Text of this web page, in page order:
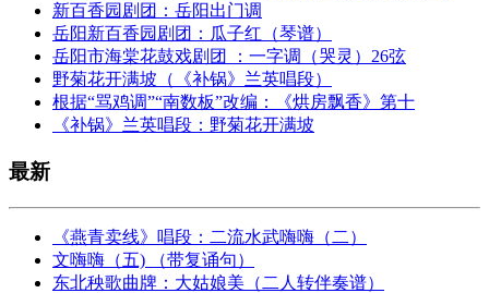
新百香园剧团：岳阳出门调
岳阳新百香园剧团：瓜子红（琴谱）
岳阳市海棠花鼓戏剧团 ：一字调（哭灵）26弦
野菊花开满坡（《补锅》兰英唱段）
根据“骂鸡调”“南数板”改编：《烘房飘香》第十
《补锅》兰英唱段：野菊花开满坡
最新
《燕青卖线》唱段：二流水武嗨嗨（二）
文嗨嗨（五) （带复诵句）
东北秧歌曲牌：大姑娘美（二人转伴奏谱）